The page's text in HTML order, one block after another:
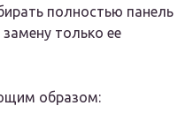
полностью панель
только ее
образом: